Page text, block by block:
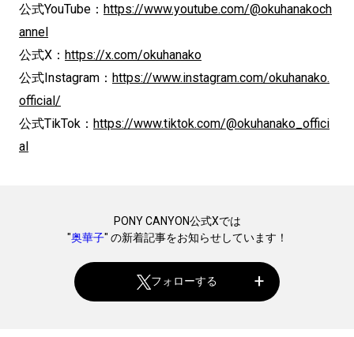
公式YouTube： https://www.youtube.com/@okuhanakoch
annel
公式X： https://x.com/okuhanako
公式Instagram： https://www.instagram.com/okuhanako.
official/
公式TikTok： https://www.tiktok.com/@okuhanako_offici
al
PONY CANYON公式Xでは
"奥華子" の新着記事をお知らせしています！
フォローする